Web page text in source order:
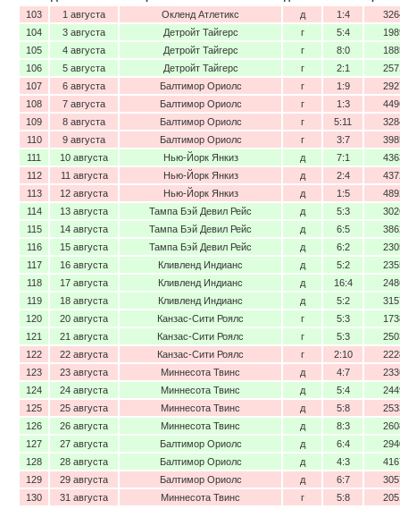
103
1 августа Окленд Атлетикс д 1:4
104
3 августа Детройт Тайгерс г 5:4
105
4 августа Детройт Тайгерс г 8:0
106
5 августа Детройт Тайгерс г 2:1
107
6 августа Балтимор Ориолс г 1:9
108
7 августа Балтимор Ориолс г 1:3
109
8 августа Балтимор Ориолс г 5:11
110
9 августа Балтимор Ориолс г 3:7
111
10 августа Нью-Йорк Янкиз д 7:1
112
11 августа Нью-Йорк Янкиз д 2:4
113
12 августа Нью-Йорк Янкиз д 1:5
114
13 августа Тампа Бэй Девил Рейс д 5:3
115
14 августа Тампа Бэй Девил Рейс д 6:5
116
15 августа Тампа Бэй Девил Рейс д 6:2
117
16 августа Кливленд Индианс д 5:2
118
17 августа Кливленд Индианс д 16:4
119
18 августа Кливленд Индианс д 5:2
120
20 августа Канзас-Сити Роялс г 5:3
121
21 августа Канзас-Сити Роялс г 5:3
122
22 августа Канзас-Сити Роялс г 2:10
123
23 августа Миннесота Твинс д 4:7
124
24 августа Миннесота Твинс д 5:4
125
25 августа Миннесота Твинс д 5:8
126
26 августа Миннесота Твинс д 8:3
127
27 августа Балтимор Ориолс д 6:4
128
28 августа Балтимор Ориолс д 4:3
129
29 августа Балтимор Ориолс д 6:7
130
31 августа Миннесота Твинс г 5:8